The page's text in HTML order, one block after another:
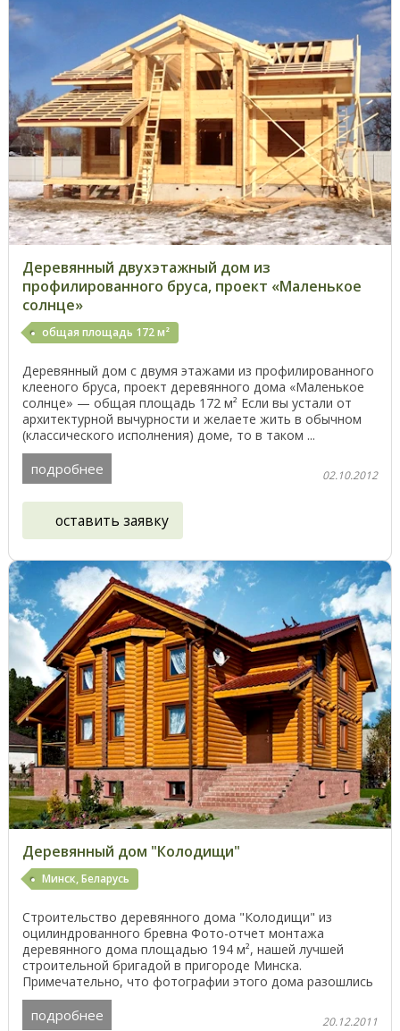
Деревянный двухэтажный дом из
профилированного бруса, проект «Маленькое
солнце»
общая площадь 172 м²
Деревянный дом с двумя этажами из профилированного
клееного бруса, проект деревянного дома «Маленькое
солнце» — общая площадь 172 м² Если вы устали от
архитектурной вычурности и желаете жить в обычном
(классического исполнения) доме, то в таком ...
подробнее 02.10.2012
оставить заявку
Деревянный дом "Колодищи"
Минск, Беларусь
Строительство деревянного дома "Колодищи" из
оцилиндрованного бревна Фото-отчет монтажа
деревянного дома площадью 194 м², нашей лучшей
строительной бригадой в пригороде Минска.
Примечательно, что фотографии этого дома разошлись
по всему интернету и ...
подробнее 20.12.2011